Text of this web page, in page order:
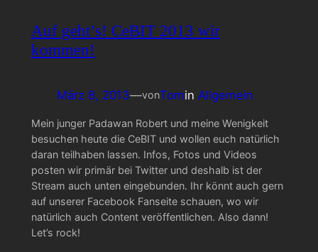
Auf geht’s! CeBIT 2013 wir
kommen!
März 8, 2013—vonTomin Allgemein
Mein junger Padawan Robert und meine Wenigkeit
besuchen heute die CeBIT und wollen euch natürlich
daran teilhaben lassen. Infos, Fotos und Videos
posten wir primär bei Twitter und deshalb ist der
Stream auch unten eingebunden. Ihr könnt auch gern
auf unserer Facebook Fanseite schauen, wo wir
natürlich auch Content veröffentlichen. Also dann!
Let’s rock!